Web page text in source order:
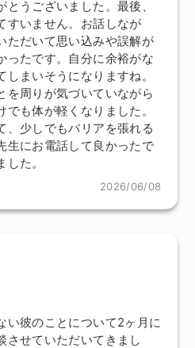
うございました。最後、
すいません。お話しなが
ただいて思い込みや誤解が
ったです。自分に余裕がな
まいそうになりますね。
を周りが気づいていながら
も体が軽くなりました。
、少しでもバリアを張れる
生にお電話して良かったで
た。
2026/06/08
い彼のことについて2ヶ月に
させていただいてきまし